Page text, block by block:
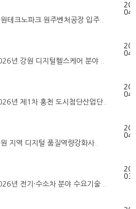
테크노파크 원주벤처공장 입주..
년 강원 디지털헬스케어 분야 ..
년 제1차 홍천 도시첨단산업단..
지역 디지털 품질역량강화사..
년 전기·수소차 분야 수요기술 ..